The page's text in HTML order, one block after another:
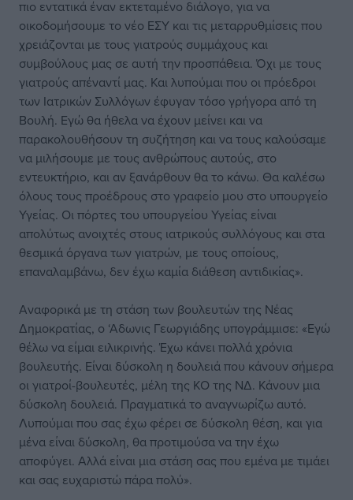
πιο εντατικά έναν εκτεταμένο διάλογο, για να
οικοδομήσουμε το νέο ΕΣΥ και τις μεταρρυθμίσεις που
χρειάζονται με τους γιατρούς συμμάχους και
συμβούλους μας σε αυτή την προσπάθεια. Όχι με τους
γιατρούς απέναντί μας. Και λυπούμαι που οι πρόεδροι
των Ιατρικών Συλλόγων έφυγαν τόσο γρήγορα από τη
Βουλή. Εγώ θα ήθελα να έχουν μείνει και να
παρακολουθήσουν τη συζήτηση και να τους καλούσαμε
να μιλήσουμε με τους ανθρώπους αυτούς, στο
εντευκτήριο, και αν ξανάρθουν θα το κάνω. Θα καλέσω
όλους τους προέδρους στο γραφείο μου στο υπουργείο
Υγείας. Οι πόρτες του υπουργείου Υγείας είναι
απολύτως ανοιχτές στους ιατρικούς συλλόγους και στα
θεσμικά όργανα των γιατρών, με τους οποίους,
επαναλαμβάνω, δεν έχω καμία διάθεση αντιδικίας».
Αναφορικά με τη στάση των βουλευτών της Νέας
Δημοκρατίας, ο ‘Αδωνις Γεωργιάδης υπογράμμισε: «Εγώ
θέλω να είμαι ειλικρινής. Έχω κάνει πολλά χρόνια
βουλευτής. Είναι δύσκολη η δουλειά που κάνουν σήμερα
οι γιατροί-βουλευτές, μέλη της ΚΟ της ΝΔ. Κάνουν μια
δύσκολη δουλειά. Πραγματικά το αναγνωρίζω αυτό.
Λυπούμαι που σας έχω φέρει σε δύσκολη θέση, και για
μένα είναι δύσκολη, θα προτιμούσα να την έχω
αποφύγει. Αλλά είναι μια στάση σας που εμένα με τιμάει
και σας ευχαριστώ πάρα πολύ».